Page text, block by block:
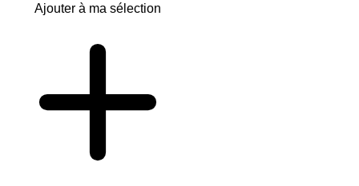
Ajouter à ma sélection